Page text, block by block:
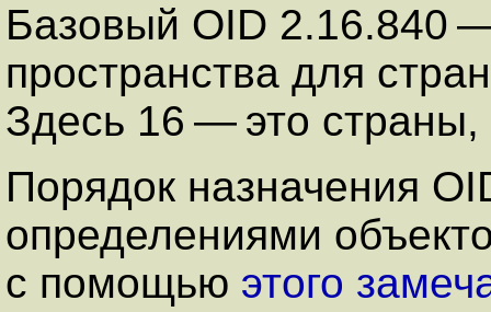
Базовый OID 2.16.840
пространства для
Здесь 16 — это
Порядок назначения
определениями
с помощью этого